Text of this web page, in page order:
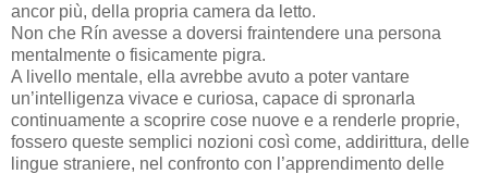
ancor più, della propria camera da letto.
Non che Rín avesse a doversi fraintendere una persona
mentalmente o fisicamente pigra.
A livello mentale, ella avrebbe avuto a poter vantare
un’intelligenza vivace e curiosa, capace di spronarla
continuamente a scoprire cose nuove e a renderle proprie,
fossero queste semplici nozioni così come, addirittura, delle
lingue straniere, nel confronto con l’apprendimento delle